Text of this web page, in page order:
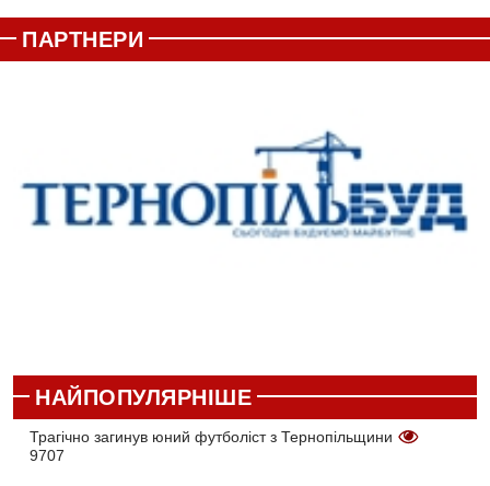
ПАРТНЕРИ
НАЙПОПУЛЯРНІШЕ
Трагічно загинув юний футболіст з Тернопільщини
9707